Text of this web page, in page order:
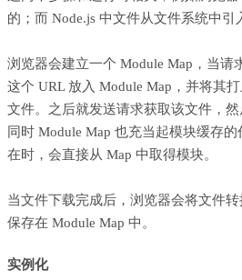
的；而 Node.js 中文件从文件系统中引
浏览器会建立一个 Module Map，当请
这个 URL 放入 Module Map，并将其
文件。之后就发送请求获取该文件，然
同时 Module Map 也充当起模块缓存
在时，会直接从 Map 中取得模块。
当文件下载完成后，浏览器会将文件
保存在 Module Map 中。
实例化